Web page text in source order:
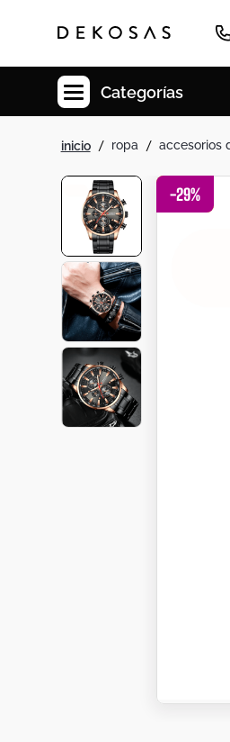
Categorías
ropa accesorios
-29%